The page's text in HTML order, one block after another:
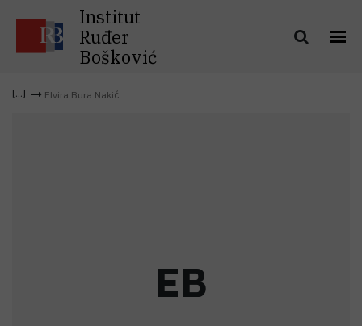
Institut
Ruđer
Bošković
Elvira Bura Nakić
EB